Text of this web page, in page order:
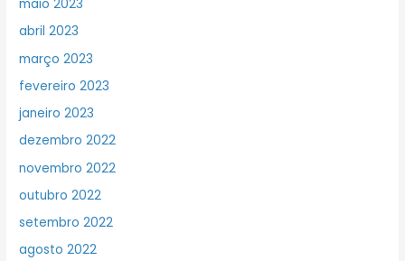
maio 2023
abril 2023
março 2023
fevereiro 2023
janeiro 2023
dezembro 2022
novembro 2022
outubro 2022
setembro 2022
agosto 2022